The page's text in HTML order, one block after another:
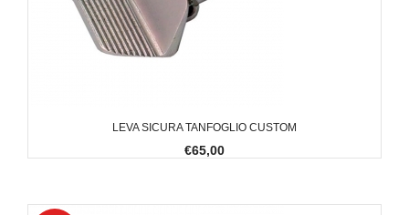
LEVA SICURA TANFOGLIO CUSTOM
€65,00